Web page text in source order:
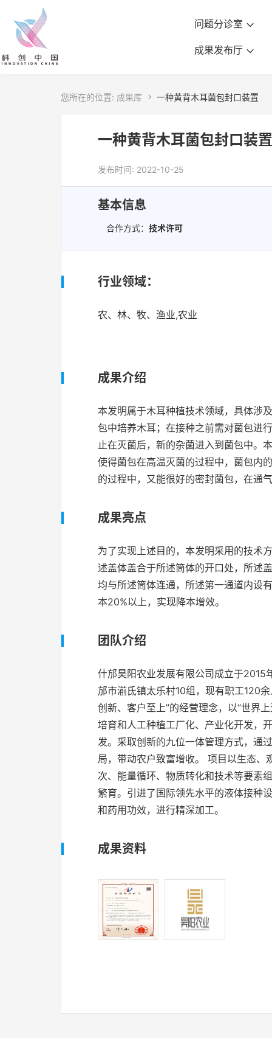
问题分诊室
成果发布厅
您所在的位置: 成果库  一种黄背木耳菌包封口装置
一种黄背木耳菌包封口装置
发布时间: 2022-10-25
基本信息
合作方式： 技术许可
行业领域：
农、林、牧、渔业,农业
成果介绍
本发明属于木耳种植技术领域，具体涉
包中培养木耳；在接种之前需对菌包进
止在灭菌后，新的杂菌进入到菌包中。
使得菌包在高温灭菌的过程中，菌包内
的过程中，又能很好的密封菌包，在通
成果亮点
为了实现上述目的，本发明采用的技术
述盖体盖合于所述筒体的开口处，所述
均与所述筒体连通，所述第一通道内设
本20%以上，实现降本增效。
团队介绍
什邡昊阳农业发展有限公司成立于
邡市湔氐镇太乐村10组，现有职工120
创新、客户至上”的经营理念，以“世界
培育和人工种植工厂化、产业化开发，
发。采取创新的九位一体管理方式，通
局，带动农户致富增收。 项目以生态
次、能量循环、物质转化和技术等要素
繁育。引进了国际领先水平的液体接种
和药用功效，进行精深加工。
成果资料